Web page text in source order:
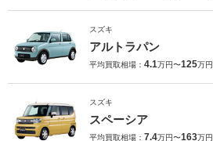
スズキ
アルトラパン
平均買取相場： 4.1万円〜125万円
スズキ
スペーシア
平均買取相場： 7.4万円〜163万円